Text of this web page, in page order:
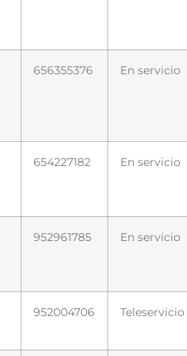
656355376 En servicio
654227182 En servicio
952961785 En servicio
952004706 Teleservicio